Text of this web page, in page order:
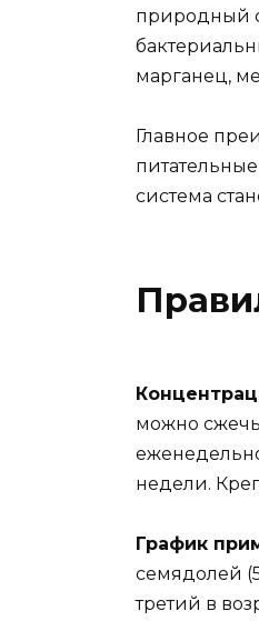
природный
марганец,
Главное
система
можно сжечь
недели.
График
семядолей
третий в